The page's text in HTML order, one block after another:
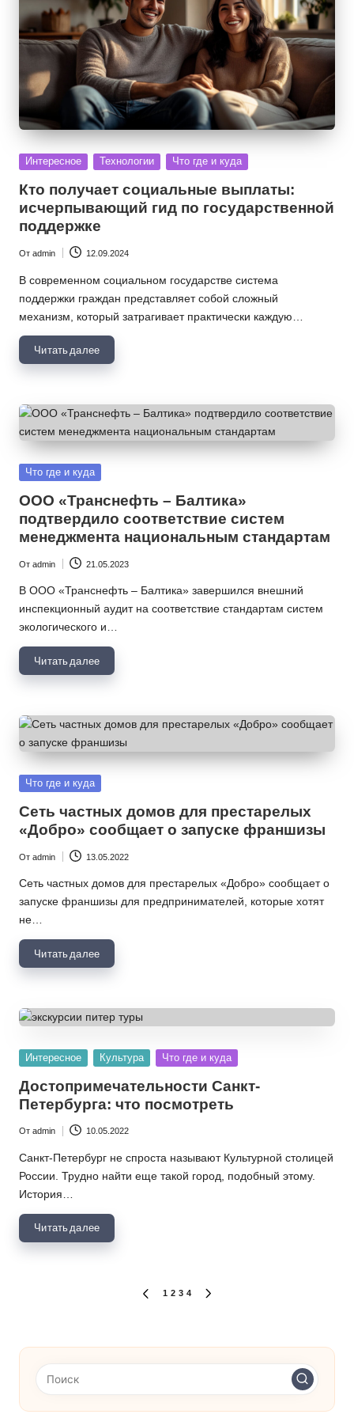
Опубликовано
Интересное Технологии Что где и куда
Кто получает социальные выплаты:
исчерпывающий гид по государственной
поддержке
от
От admin 12.09.2024
В современном социальном государстве система
поддержки граждан представляет собой сложный
механизм, который затрагивает практически каждую…
Читать далее
Опубликовано
Что где и куда
ООО «Транснефть – Балтика»
подтвердило соответствие систем
менеджмента национальным стандартам
от
От admin 21.05.2023
В ООО «Транснефть – Балтика» завершился внешний
инспекционный аудит на соответствие стандартам систем
экологического и…
Читать далее
Опубликовано
Что где и куда
Сеть частных домов для престарелых
«Добро» сообщает о запуске франшизы
от
От admin 13.05.2022
Сеть частных домов для престарелых «Добро» сообщает о
запуске франшизы для предпринимателей, которые хотят
не…
Читать далее
Опубликовано
Интересное Культура Что где и куда
Достопримечательности Санкт-
Петербурга: что посмотреть
от
От admin 10.05.2022
Санкт-Петербург не спроста называют Культурной столицей
России. Трудно найти еще такой город, подобный этому.
История…
Читать далее
ПРЕДЫДУЩАЯ
1 2 3 4